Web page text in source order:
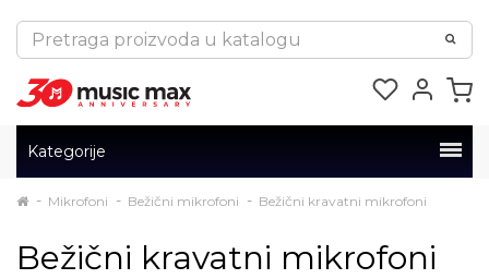
Kategorije
Mikrofoni Bežični mikrofoni Bežični kravatni mikrofoni
Bežični kravatni mikrofoni